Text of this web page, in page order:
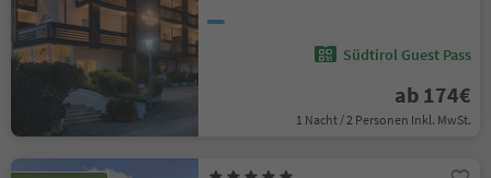
Südtirol Guest Pass
ab 174€
1 Nacht / 2 Personen Inkl. MwSt.